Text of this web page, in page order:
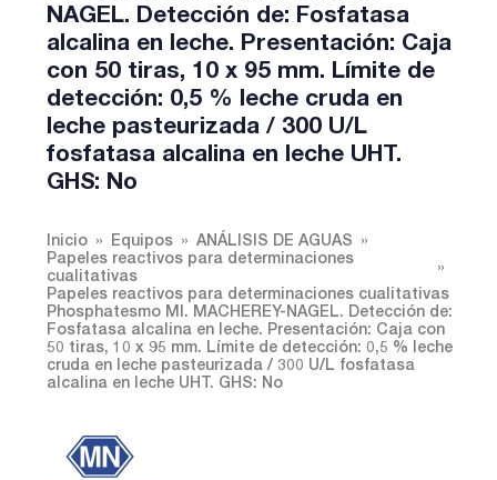
NAGEL. Detección de: Fosfatasa
alcalina en leche. Presentación: Caja
con 50 tiras, 10 x 95 mm. Límite de
detección: 0,5 % leche cruda en
leche pasteurizada / 300 U/L
fosfatasa alcalina en leche UHT.
GHS: No
Inicio Equipos
ANÁLISIS DE AGUAS
Papeles reactivos para determinaciones
cualitativas
Papeles reactivos para determinaciones cualitativas
Phosphatesmo MI. MACHEREY-NAGEL. Detección de:
Fosfatasa alcalina en leche. Presentación: Caja con
50 tiras, 10 x 95 mm. Límite de detección: 0,5 % leche
cruda en leche pasteurizada / 300 U/L fosfatasa
alcalina en leche UHT. GHS: No